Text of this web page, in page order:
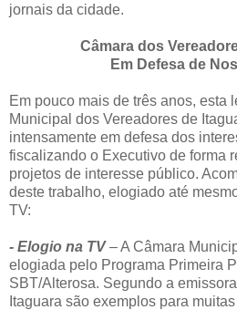
jornais da cidade.
Câmara dos
Em Defesa de
Em pouco mais de três anos, esta
Municipal dos Vereadores de
intensamente em defesa dos
fiscalizando o Executivo de forma
projetos de interesse público.
deste trabalho, elogiado até
TV:
- Elogio na TV– A Câmara
elogiada pelo Programa Primeira
SBT/Alterosa. Segundo a
Itaguara são exemplos para